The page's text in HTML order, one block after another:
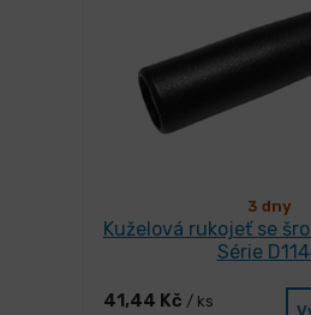
3 dny
Kuželová rukojeť se
Série
41,44 Kč / ks